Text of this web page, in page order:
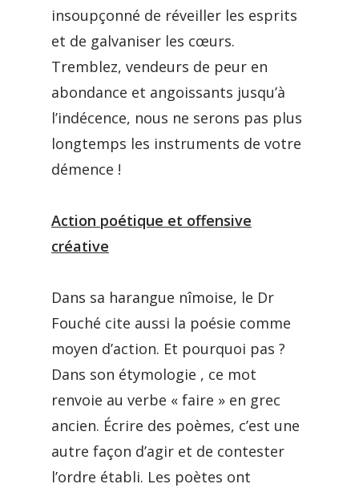
insoupçonné de réveiller les esprits
et de galvaniser les cœurs.
Tremblez, vendeurs de peur en
abondance et angoissants jusqu’à
l’indécence, nous ne serons pas plus
longtemps les instruments de votre
démence !
Action poétique et offensive
créative
Dans sa harangue nîmoise, le Dr
Fouché cite aussi la poésie comme
moyen d’action. Et pourquoi pas ?
Dans son étymologie , ce mot
renvoie au verbe « faire » en grec
ancien. Écrire des poèmes, c’est une
autre façon d’agir et de contester
l’ordre établi. Les poètes ont